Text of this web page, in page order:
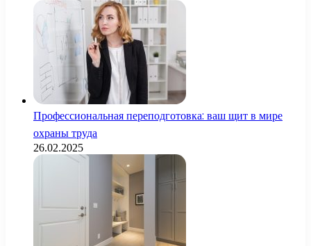
Профессиональная переподготовка: ваш щит в мире
охраны труда
26.02.2025